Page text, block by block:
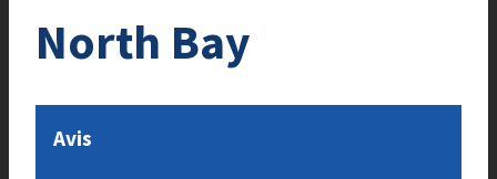
North Bay
Avis